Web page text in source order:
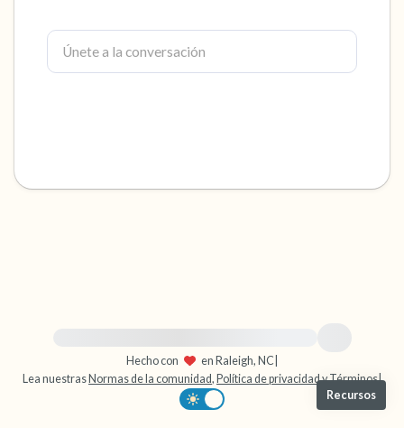
Hecho con
en Raleigh, NC
Lea nuestras Normas de la comunidad, Política de privacidadyTérminos|
Recursos
dentro de la habitación y por la ventana)